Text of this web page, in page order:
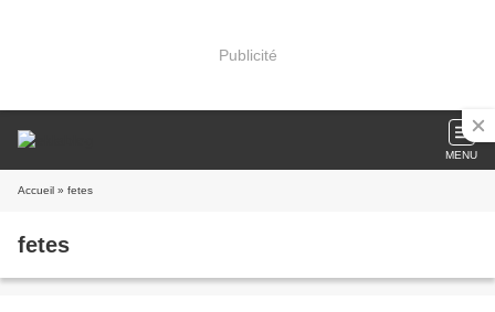
Publicité
MENU
Accueil » fetes
fetes